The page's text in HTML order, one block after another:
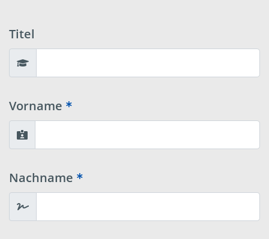
Titel
Vorname
Nachname